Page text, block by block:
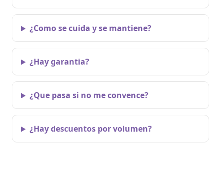
¿Como se cuida y se mantiene?
¿Hay garantia?
¿Que pasa si no me convence?
¿Hay descuentos por volumen?